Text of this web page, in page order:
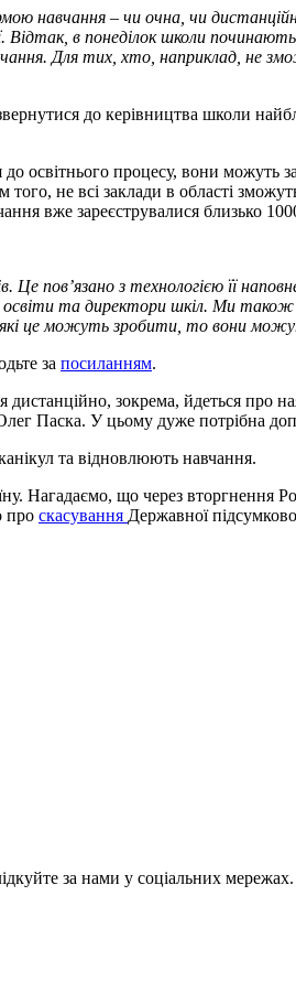
навчання – чи очна, чи
Відтак, в понеділок школи
Для тих, хто, наприклад, не
до керівництва школи
освітнього процесу, вони можуть
того, не всі заклади в області
вже зареєструвалися близько
Це пов’язано з технологією її
освіти та директори шкіл. Ми
це можуть зробити, то вони
за посиланням.
дистанційно, зокрема, йдеться про
Паска. У цьому дуже потрібна
та відновлюють навчання.
Нагадаємо, що через вторгнення
про скасування Державної
за нами у соціальних мережах.